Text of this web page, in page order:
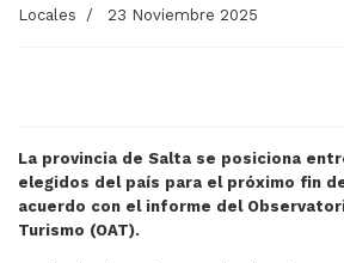
Locales 23 Noviembre 2025
La provincia de Salta se posiciona
elegidos del país para el próximo fin
acuerdo con el informe del
Turismo (OAT).